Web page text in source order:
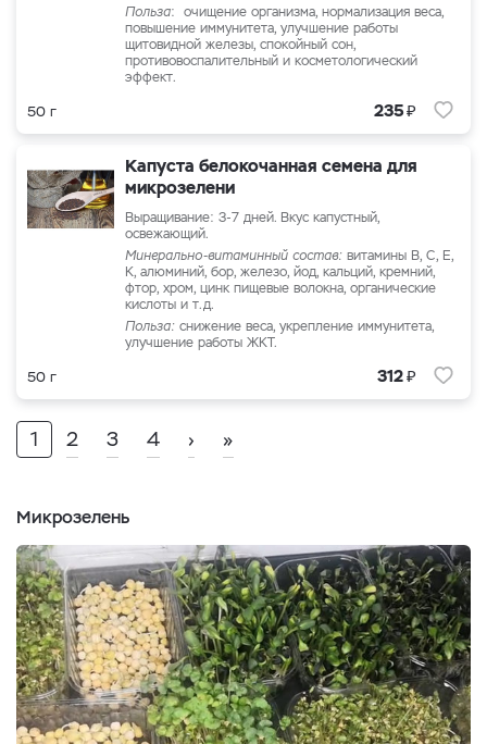
Польза: очищение организма, нормализация веса,
повышение иммунитета, улучшение работы
щитовидной железы, спокойный сон,
противовоспалительный и косметологический
эффект.
50 г 235₽
Капуста белокочанная семена для
микрозелени
Выращивание: 3-7 дней. Вкус капустный,
освежающий.
Минерально-витаминный состав: витамины B, C, Е,
К, алюминий, бор, железо, йод, кальций, кремний,
фтор, хром, цинк пищевые волокна, органические
кислоты и т.д.
Польза: снижение веса, укрепление иммунитета,
улучшение работы ЖКТ.
50 г 312₽
1 2 3 4 › »
Микрозелень